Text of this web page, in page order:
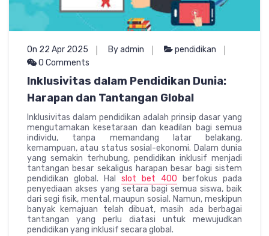
On 22 Apr 2025 By admin
pendidikan
0 Comments
Inklusivitas dalam Pendidikan Dunia:
Harapan dan Tantangan Global
Inklusivitas dalam pendidikan adalah prinsip dasar yang
mengutamakan kesetaraan dan keadilan bagi semua
individu, tanpa memandang latar belakang,
kemampuan, atau status sosial-ekonomi. Dalam dunia
yang semakin terhubung, pendidikan inklusif menjadi
tantangan besar sekaligus harapan besar bagi sistem
pendidikan global. Hal slot bet 400 berfokus pada
penyediaan akses yang setara bagi semua siswa, baik
dari segi fisik, mental, maupun sosial. Namun, meskipun
banyak kemajuan telah dibuat, masih ada berbagai
tantangan yang perlu diatasi untuk mewujudkan
pendidikan yang inklusif secara global.